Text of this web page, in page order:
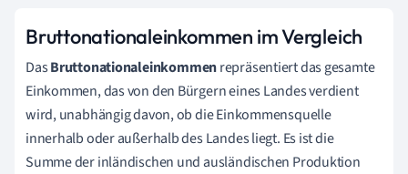
Bruttonationaleinkommen im Vergleich
DasBruttonationaleinkommenrepräsentiert das gesamte
Einkommen, das von den Bürgern eines Landes verdient
wird, unabhängig davon, ob die Einkommensquelle
innerhalb oder außerhalb des Landes liegt. Es ist die
Summe der inländischen und ausländischen Produktion